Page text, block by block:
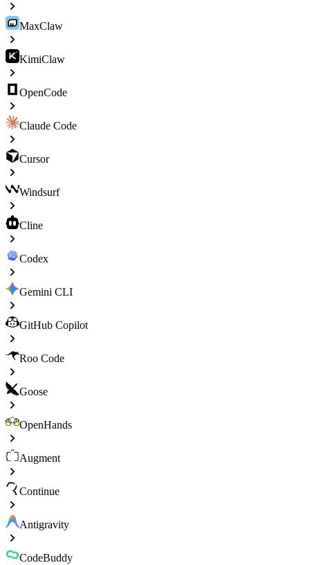
MaxClaw
KimiClaw
OpenCode
Claude Code
Cursor
Windsurf
Cline
Codex
Gemini CLI
GitHub Copilot
Roo Code
Goose
OpenHands
Augment
Continue
Antigravity
CodeBuddy